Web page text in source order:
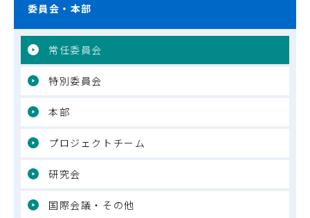
委員会・本部
常任委員会
特別委員会
本部
プロジェクトチーム
研究会
国際会議・その他